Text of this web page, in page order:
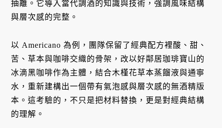
抽離。它導入當代調酒的知識與技術，強調風味結構
與層次感的完整。
以 Americano 為例，團隊保留了經典配方裡酸、甜、
苦、草本與咖啡交織的骨架，改以好鄰居珈琲寶山的
冰滴黑咖啡作為主體，結合木槿花草本蒸餾液與通寧
水，重新建構出一個帶有氣泡感與層次感的無酒精版
本。這考驗的，不只是把材料替換，更是對經典結構
的理解。